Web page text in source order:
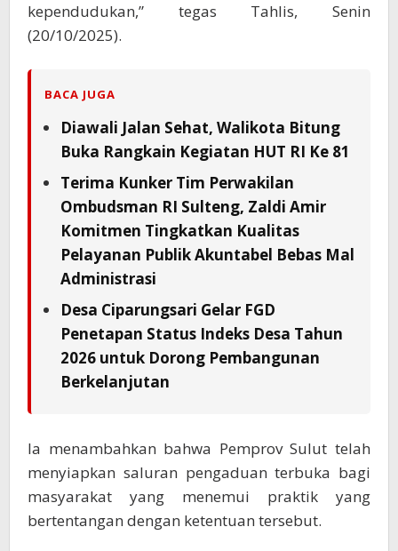
kependudukan,” tegas Tahlis, Senin
(20/10/2025).
BACA JUGA
Diawali Jalan Sehat, Walikota Bitung
Buka Rangkain Kegiatan HUT RI Ke 81
Terima Kunker Tim Perwakilan
Ombudsman RI Sulteng, Zaldi Amir
Komitmen Tingkatkan Kualitas
Pelayanan Publik Akuntabel Bebas Mal
Administrasi
Desa Ciparungsari Gelar FGD
Penetapan Status Indeks Desa Tahun
2026 untuk Dorong Pembangunan
Berkelanjutan
Ia menambahkan bahwa Pemprov Sulut telah
menyiapkan saluran pengaduan terbuka bagi
masyarakat yang menemui praktik yang
bertentangan dengan ketentuan tersebut.